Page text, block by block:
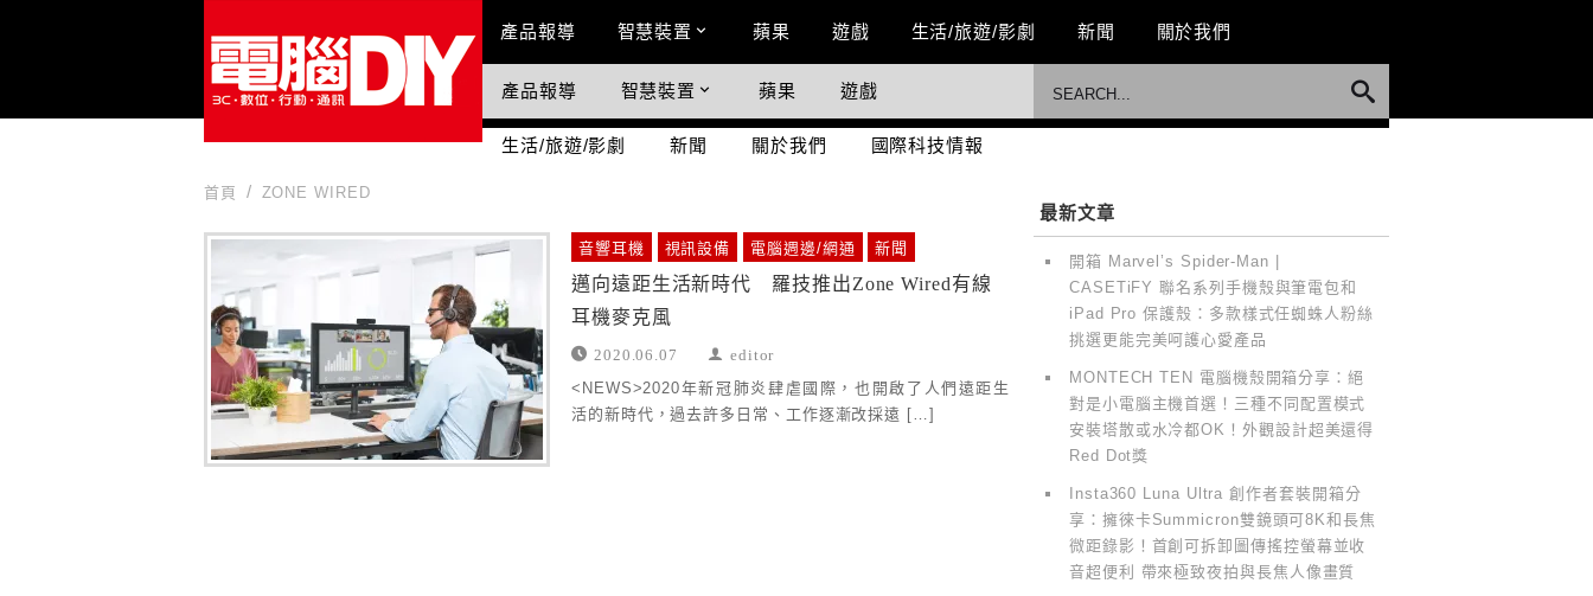
Main Menu
產品報導 智慧裝置 蘋果 遊戲 生活/旅遊/影劇 新聞 關於我們
國際科技情報
產品報導 智慧裝置 蘋果 遊戲
生活/旅遊/影劇 新聞 關於我們 國際科技情報
首頁 ZONE WIRED
ZONE WIRED 音響耳機 視訊設備 電腦週邊/網通 新聞
邁向遠距生活新時代 羅技推出Zone Wired有線
耳機麥克風
2020.06.07 editor
<NEWS>2020年新冠肺炎肆虐國際，也開啟了人們遠距生
活的新時代，過去許多日常、工作逐漸改採遠 […]
最新文章
開箱 Marvel’s Spider-Man |
CASETiFY 聯名系列手機殼與筆電包和
iPad Pro 保護殼：多款樣式任蜘蛛人粉絲
挑選更能完美呵護心愛產品
MONTECH TEN 電腦機殼開箱分享：絕
對是小電腦主機首選！三種不同配置模式
安裝塔散或水冷都OK！外觀設計超美還得
Red Dot獎
Insta360 Luna Ultra 創作者套裝開箱分
享：擁徠卡Summicron雙鏡頭可8K和長焦
微距錄影！首創可拆卸圖傳搖控螢幕並收
音超便利 帶來極致夜拍與長焦人像畫質